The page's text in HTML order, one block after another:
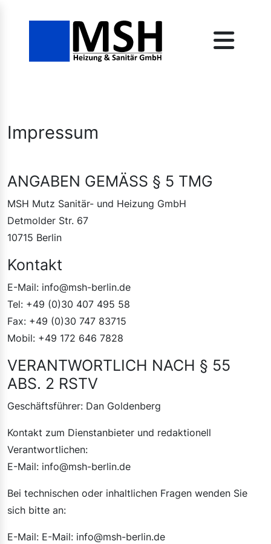
Impressum
ANGABEN GEMÄSS § 5 TMG
MSH Mutz Sanitär- und Heizung GmbH
Detmolder Str. 67
10715 Berlin
Kontakt
E-Mail: info@msh-berlin.de
Tel: +49 (0)30 407 495 58
Fax: +49 (0)30 747 83715
Mobil: +49 172 646 7828
VERANTWORTLICH NACH § 55
ABS. 2 RSTV
Geschäftsführer: Dan Goldenberg
Kontakt zum Dienstanbieter und redaktionell
Verantwortlichen:
E-Mail: info@msh-berlin.de
Bei technischen oder inhaltlichen Fragen wenden Sie
sich bitte an:
E-Mail: E-Mail: info@msh-berlin.de